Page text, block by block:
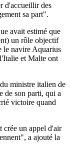
d'accueillir des
sa part".
avait estimé que
un rôle objectif
le navire Aquarius
et Malte ont
ministre italien de
de son parti, qui a
victoire quand
crée un appel d'air
a ajouté la